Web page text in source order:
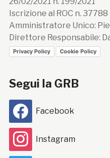
Iscrizione al ROC n. 37788
Amministratore Unico:
Direttore Responsabile:
Privacy Policy Cookie Policy
Segui la GRB
Facebook
Instagram